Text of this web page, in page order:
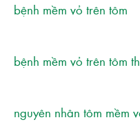
bệnh mềm vỏ trên tôm
bệnh mềm vỏ trên tôm
nguyên nhân tôm mềm